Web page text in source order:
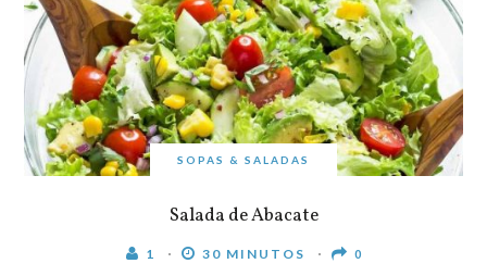
SOPAS & SALADAS
Salada de Abacate
1 30 MINUTOS 0